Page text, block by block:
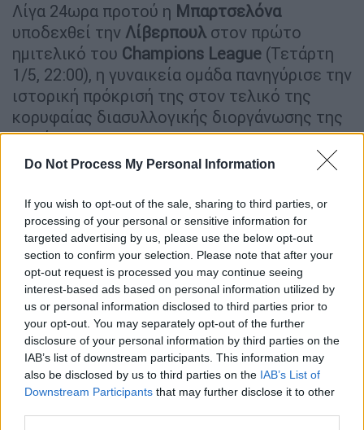
Do Not Process My Personal Information
If you wish to opt-out of the sale, sharing to third parties, or
processing of your personal or sensitive information for
targeted advertising by us, please use the below opt-out
section to confirm your selection. Please note that after your
opt-out request is processed you may continue seeing
interest-based ads based on personal information utilized by
us or personal information disclosed to third parties prior to
your opt-out. You may separately opt-out of the further
disclosure of your personal information by third parties on the
IAB’s list of downstream participants. This information may
also be disclosed by us to third parties on the IAB’s List of
Downstream Participants that may further disclose it to other
Λίγα 24ωρα προτού η Μπαρτσελόνα
υποδεχθεί την Λίβερπουλ στον πρώτο
ημιτελικό του Champions League (Τετάρτη
1/5, 22:00), η γυναικεία ομάδα πανηγύρισε την
ιστορική πρόκρισή της στον τελικό της
κορυφαίας διασυλλογικής διοργάνωσης της
Ευρώπης.
Παρουσία 12.764 θεατών στο «Μίνι Εστάδι»,
αγώνων των «Μπλαουγκράνα», η ομάδα του
Γιουίς Κορτές νίκησε την Μπάγερν Μονάχου
με 1-0 (45’+2’ πέν. Μαριόνα) και, σε
συνδυασμό με τη νίκη της με το ίδιο σκορ
στην Γερμανία, πήρε την πρόκριση στον
τελικό, για πρώτη φορά στην ιστορία της.